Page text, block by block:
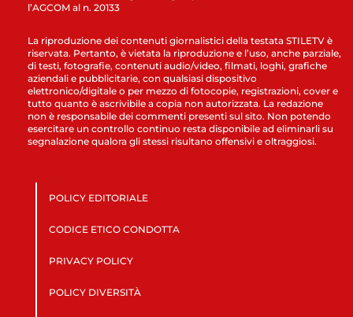
l’AGCOM al n. 20133
La riproduzione dei contenuti giornalistici della testata STILETV è
riservata. Pertanto, è vietata la riproduzione e l’uso, anche parziale,
di testi, fotografie, contenuti audio/video, filmati, loghi, grafiche
aziendali e pubblicitarie, con qualsiasi dispositivo
elettronico/digitale o per mezzo di fotocopie, registrazioni, cover e
tutto quanto è ascrivibile a copia non autorizzata. La redazione
non è responsabile dei commenti presenti sul sito. Non potendo
esercitare un controllo continuo resta disponibile ad eliminarli su
segnalazione qualora gli stessi risultano offensivi e oltraggiosi.
POLICY EDITORIALE
CODICE ETICO CONDOTTA
PRIVACY POLICY
POLICY DIVERSITÀ